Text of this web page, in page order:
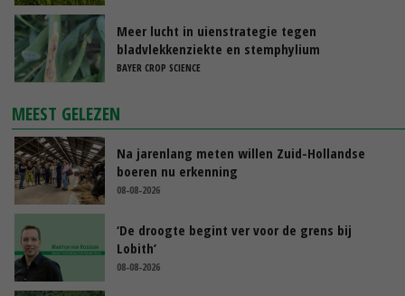
Meer lucht in uienstrategie tegen
bladvlekkenziekte en stemphylium
BAYER CROP SCIENCE
MEEST GELEZEN
Na jarenlang meten willen Zuid-Hollandse
boeren nu erkenning
08-08-2026
‘De droogte begint ver voor de grens bij
Lobith’
08-08-2026